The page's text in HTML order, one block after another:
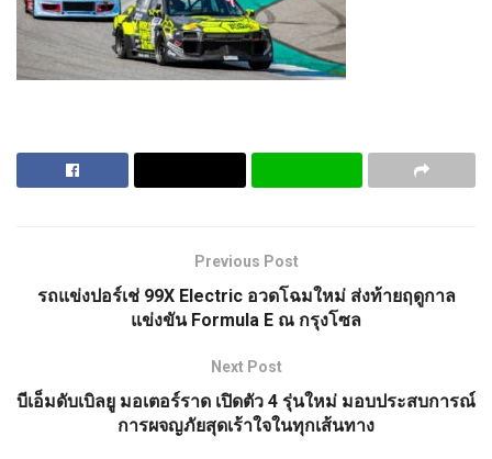
Previous Post
รถแข่งปอร์เช่ 99X Electric อวดโฉมใหม่ ส่งท้ายฤดูกาล
แข่งขัน Formula E ณ กรุงโซล
Next Post
บีเอ็มดับเบิลยู มอเตอร์ราด เปิดตัว 4 รุ่นใหม่ มอบประสบการณ์
การผจญภัยสุดเร้าใจในทุกเส้นทาง